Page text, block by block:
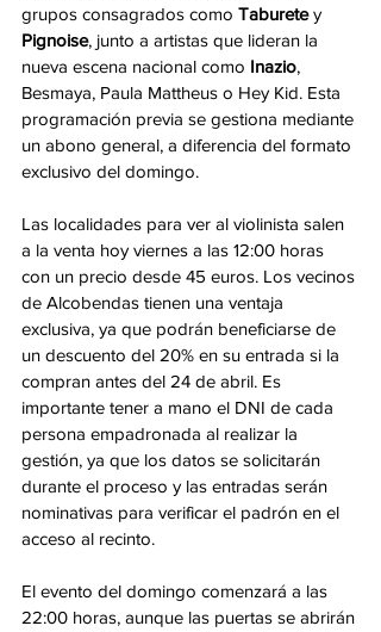
grupos consagrados como Taburete y
Pignoise, junto a artistas que lideran la
nueva escena nacional como Inazio,
Besmaya, Paula Mattheus o Hey Kid. Esta
programación previa se gestiona mediante
un abono general, a diferencia del formato
exclusivo del domingo.
Las localidades para ver al violinista salen
a la venta hoy viernes a las 12:00 horas
con un precio desde 45 euros. Los vecinos
de Alcobendas tienen una ventaja
exclusiva, ya que podrán beneficiarse de
un descuento del 20% en su entrada si la
compran antes del 24 de abril. Es
importante tener a mano el DNI de cada
persona empadronada al realizar la
gestión, ya que los datos se solicitarán
durante el proceso y las entradas serán
nominativas para verificar el padrón en el
acceso al recinto.
El evento del domingo comenzará a las
22:00 horas, aunque las puertas se abrirán